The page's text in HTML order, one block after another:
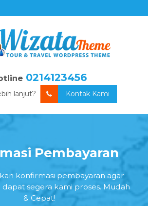
0214123456
lanjut? Kontak Kami
Pembayaran
konfirmasi pembayaran agar
segera kami proses. Mudah
& Cepat!